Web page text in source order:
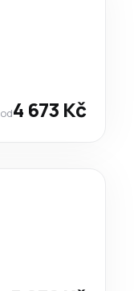
od4 673 Kč